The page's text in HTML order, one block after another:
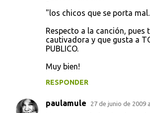
"los chicos que se porta
Respecto a la canción, pues
cautivadora y que gusta a
PUBLICO.
Muy bien!
RESPONDER
paulamule 27 de junio de 2009